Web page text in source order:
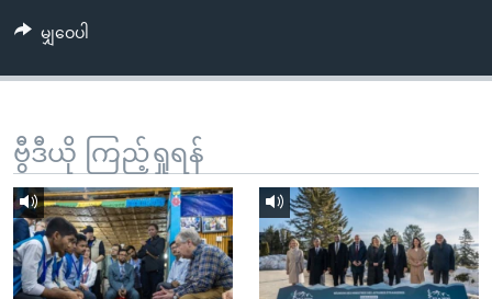
ရန်
ရန်
မျှဝေပါ
ဗွီဒီယို ကြည့်ရှုရန်